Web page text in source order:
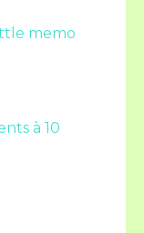
memo
à 10